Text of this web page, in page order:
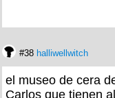
#38 halliwellwitch
el museo de cera
Carlos que tienen